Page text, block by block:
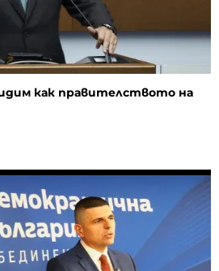
как правителството на